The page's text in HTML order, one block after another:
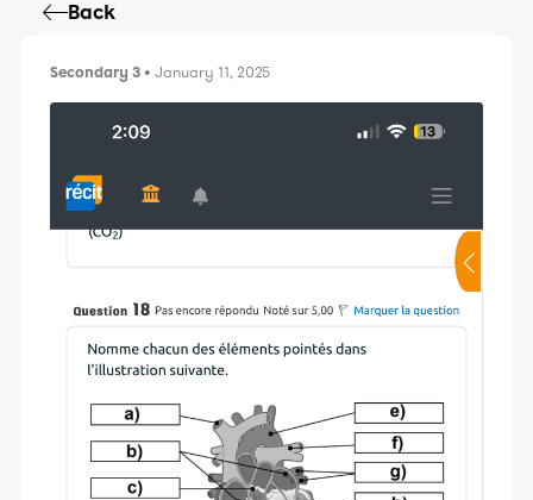
Back
Secondary 3 • January 11, 2025